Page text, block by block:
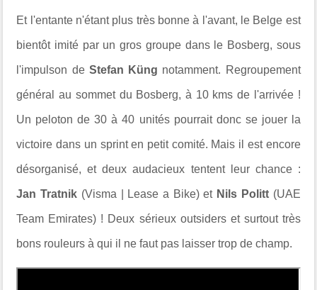
Et l'entante n'étant plus très bonne à l'avant, le Belge est
bientôt imité par un gros groupe dans le Bosberg, sous
l'impulson de Stefan Küng notamment. Regroupement
général au sommet du Bosberg, à 10 kms de l'arrivée !
Un peloton de 30 à 40 unités pourrait donc se jouer la
victoire dans un sprint en petit comité. Mais il est encore
désorganisé, et deux audacieux tentent leur chance :
Jan Tratnik (Visma | Lease a Bike) etNils Politt(UAE
Team Emirates) ! Deux sérieux outsiders et surtout très
bons rouleurs à qui il ne faut pas laisser trop de champ.